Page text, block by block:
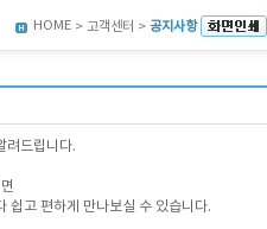
HOME > 고객센터 > 공지사항
려드립니다.
쉽고 편하게 만나보실 수 있습니다.